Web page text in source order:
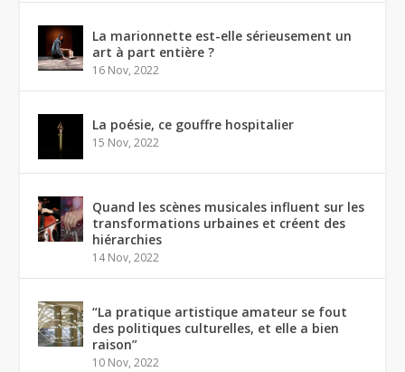
La marionnette est-elle sérieusement un
art à part entière ?
16 Nov, 2022
La poésie, ce gouffre hospitalier
15 Nov, 2022
Quand les scènes musicales influent sur les
transformations urbaines et créent des
hiérarchies
14 Nov, 2022
“La pratique artistique amateur se fout
des politiques culturelles, et elle a bien
raison”
10 Nov, 2022